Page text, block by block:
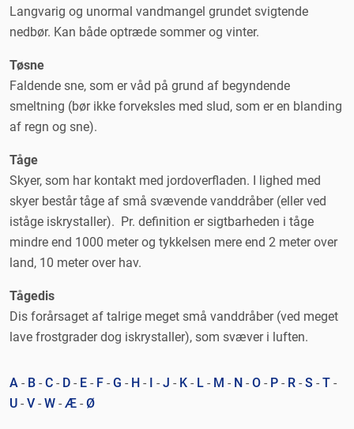
Langvarig og unormal vandmangel grundet svigtende
nedbør. Kan både optræde sommer og vinter.
Tøsne
Faldende sne, som er våd på grund af begyndende
smeltning (bør ikke forveksles med slud, som er en blanding
af regn og sne).
Tåge
Skyer, som har kontakt med jordoverfladen. I lighed med
skyer består tåge af små svævende vanddråber (eller ved
iståge iskrystaller). Pr. definition er sigtbarheden i tåge
mindre end 1000 meter og tykkelsen mere end 2 meter over
land, 10 meter over hav.
Tågedis
Dis forårsaget af talrige meget små vanddråber (ved meget
lave frostgrader dog iskrystaller), som svæver i luften.
A - B - C - D - E - F - G - H - - J - K - L - M - N - O - P - R - S - T -
U - V - W - Æ - Ø